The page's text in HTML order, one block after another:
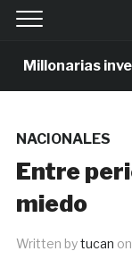
Millonarias
NACIONALES
Entre
miedo
Written bytucan on